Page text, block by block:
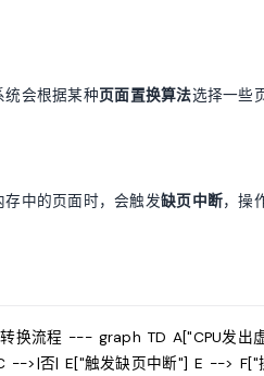
统会根据某种页面置换算法选择一些
中的页面时，会触发缺页中断，操
换流程 --- graph TD A["CPU发出
-->|否| E["触发缺页中断"] E -->